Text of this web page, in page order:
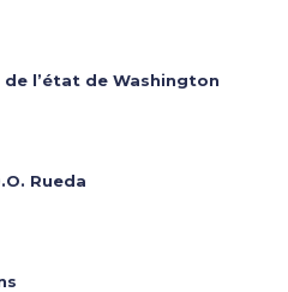
l’état de Washington
Rueda